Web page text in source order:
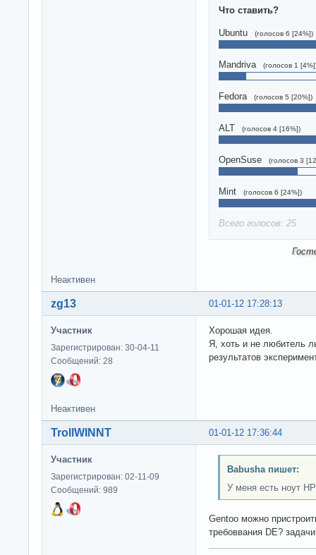
Что ставить?
Ubuntu (голосов 6 [24%])
Mandriva (голосов 1
Fedora (голосов 5 [20%])
ALT (голосов 4 [16%])
OpenSuse (голосов 3
Mint (голосов 6 [24%])
Всего голосов: 25
Неактивен
01-01-12 17:28:13
zg13
Участник
Зарегистрирован: 30-04-11
Сообщений: 28
Хорошая идея.
Я, хоть и не любитель
результатов
Неактивен
01-01-12 17:36:44
TrollWINNT
Участник
Зарегистрирован: 02-11-09
Сообщений: 989
Babusha пишет:
У меня есть ноут
Gentoo можно
требоввания DE?